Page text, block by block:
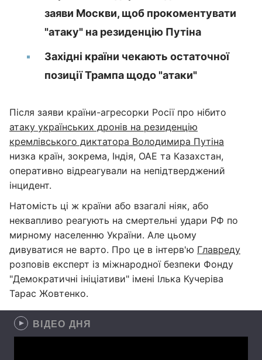
заяви Москви, щоб прокоментувати
"атаку" на резиденцію Путіна
Західні країни чекають остаточної
позиції Трампа щодо "атаки"
Після заяви країни-агресорки Росії про нібито
атаку українських дронів на резиденцію
кремлівського диктатора Володимира Путіна
низка країн, зокрема, Індія, ОАЕ та Казахстан,
оперативно відреагували на непідтверджений
інцидент.
Натомість ці ж країни або взагалі ніяк, або
неквапливо реагують на смертельні удари РФ по
мирному населенню України. Але цьому
дивуватися не варто. Про це в інтерв'ю Главреду
розповів експерт із міжнародної безпеки Фонду
"Демократичні ініціативи" імені Ілька Кучеріва
Тарас Жовтенко.
ВІДЕО ДНЯ